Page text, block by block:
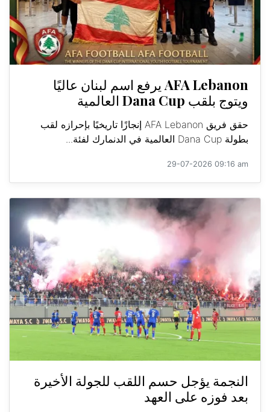
AFA Lebanon يرفع اسم لبنان عاليًا
ويتوج بلقب Dana Cup العالمية
حقق فريق AFA Lebanon إنجازًا تاريخيًا بإحرازه لقب
بطولة Dana Cup العالمية في الدنمارك لفئة...
29-07-2026 09:16 am
النجمة يؤجل حسم اللقب للجولة الأخيرة
بعد فوزه على العهد